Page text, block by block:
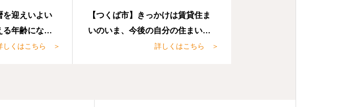
を迎えいよい
る年齢になっ
しのなかで
しくはこちら ＞
【つくば市】きっかけは賃貸住ま
いのいま、今後の自分の住まいや
生活を考えたときに小さくても良
詳しくはこちら ＞